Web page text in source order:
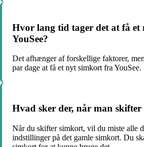
Hvor lang tid tager det at få
YouSee?
Det afhænger af forskellige faktorer,
par dage at få et nyt simkort fra YouSee.
Hvad sker der, når man
Når du skifter simkort, vil du miste alle
indstillinger på det gamle simkort. Du